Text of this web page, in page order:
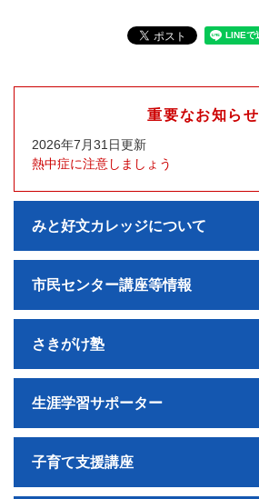
重要なお知らせ
2026年7月31日更新
熱中症に注意しましょう
みと好文カレッジについて
市民センター講座等情報
さきがけ塾
生涯学習サポーター
子育て支援講座